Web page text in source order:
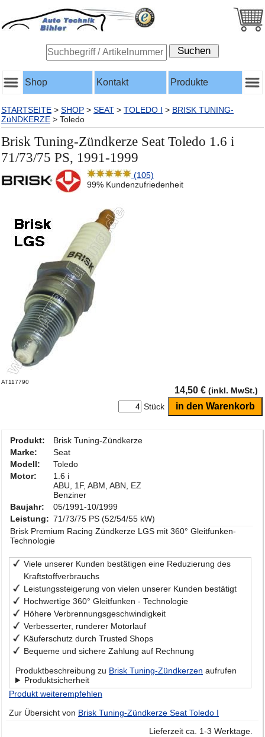
Shop Kontakt Produkte
STARTSEITE > SHOP > SEAT > TOLEDO I > BRISK TUNING-
ZüNDKERZE > Toledo
Brisk Tuning-Zündkerze Seat Toledo 1.6 i
71/73/75 PS, 1991-1999
(105)
99% Kundenzufriedenheit
AT117790
14,50 € (inkl. MwSt.)
Stück
Produkt:
Brisk Tuning-Zündkerze
Marke:
Seat
Modell:
Toledo
Motor:
1.6 i
ABU, 1F, ABM, ABN, EZ
Benziner
Baujahr:
05/1991-10/1999
Leistung: 71/73/75 PS (52/54/55 kW)
Brisk Premium Racing Zündkerze LGS mit 360° Gleitfunken-
Technologie
Viele unserer Kunden bestätigen eine Reduzierung des
Kraftstoffverbrauchs
Leistungssteigerung von vielen unserer Kunden bestätigt
Hochwertige 360° Gleitfunken - Technologie
Höhere Verbrennungsgeschwindigkeit
Verbesserter, runderer Motorlauf
Käuferschutz durch Trusted Shops
Bequeme und sichere Zahlung auf Rechnung
Produktbeschreibung zu Brisk Tuning-Zündkerzen aufrufen
Produktsicherheit
Produkt weiterempfehlen
Zur Übersicht von Brisk Tuning-Zündkerze Seat Toledo I
Lieferzeit ca. 1-3 Werktage.